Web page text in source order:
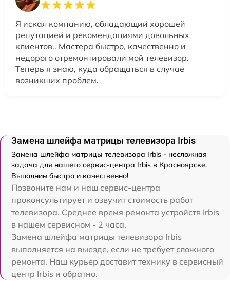
Я искал компанию, обладающий хорошей
репутацией и рекомендациями довольных
клиентов.. Мастера быстро, качественно и
недорого отремонтировали мой телевизор.
Теперь я знаю, куда обращаться в случае
возникших проблем.
Замена шлейфа матрицы телевизора Irbis
Замена шлейфа матрицы телевизора Irbis - несложная
задача для нашего сервис-центра Irbis в Красноярске.
Выполним быстро и качественно!
Позвоните нам и наш сервис-центра
проконсультирует и озвучит стоимость работ
телевизора. Среднее время ремонта устройств Irbis
в нашем сервисном - 2 часа.
Замена шлейфа матрицы телевизора Irbis
выполняется на выезде, если не требует сложного
ремонта. Наш курьер доставит технику в сервисный
центр Irbis и обратно.